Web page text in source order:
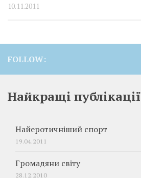
10.11.2011
FOLLOW:
Найкращі публікації
Найеротичніший спорт
19.04.2011
Громадяни світу
28.12.2010